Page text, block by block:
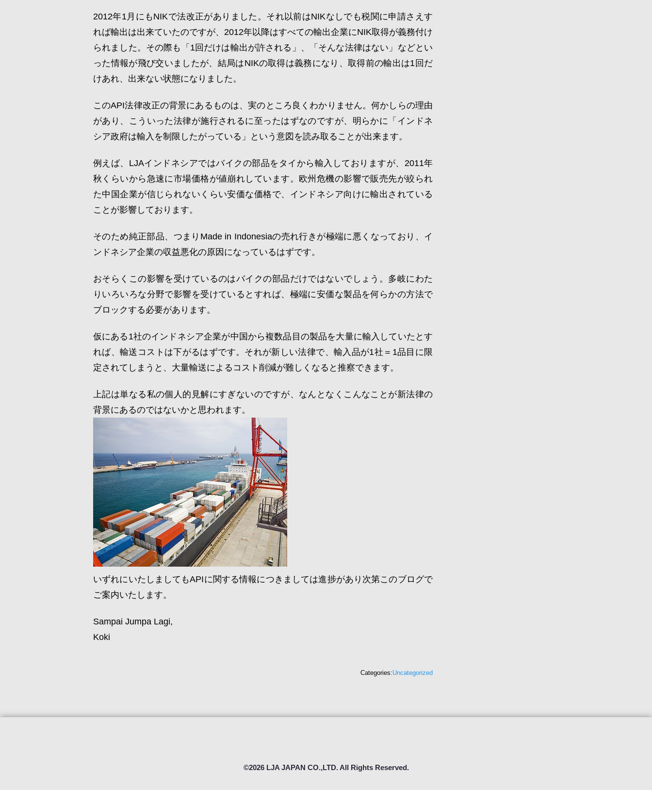
2012年1月にもNIKで法改正がありました。それ以前はNIKなしでも税関に申請さえす
れば輸出は出来ていたのですが、2012年以降はすべての輸出企業にNIK取得が義務付け
られました。その際も「1回だけは輸出が許される」、「そんな法律はない」などとい
った情報が飛び交いましたが、結局はNIKの取得は義務になり、取得前の輸出は1回だ
けあれ、出来ない状態になりました。
このAPI法律改正の背景にあるものは、実のところ良くわかりません。何かしらの理由
があり、こういった法律が施行されるに至ったはずなのですが、明らかに「インドネ
シア政府は輸入を制限したがっている」という意図を読み取ることが出来ます。
例えば、LJAインドネシアではバイクの部品をタイから輸入しておりますが、2011年
秋くらいから急速に市場価格が値崩れしています。欧州危機の影響で販売先が絞られ
た中国企業が信じられないくらい安価な価格で、インドネシア向けに輸出されている
ことが影響しております。
そのため純正部品、つまりMade in Indonesiaの売れ行きが極端に悪くなっており、イ
ンドネシア企業の収益悪化の原因になっているはずです。
おそらくこの影響を受けているのはバイクの部品だけではないでしょう。多岐にわた
りいろいろな分野で影響を受けているとすれば、極端に安価な製品を何らかの方法で
ブロックする必要があります。
仮にある1社のインドネシア企業が中国から複数品目の製品を大量に輸入していたとす
れば、輸送コストは下がるはずです。それが新しい法律で、輸入品が1社＝1品目に限
定されてしまうと、大量輸送によるコスト削減が難しくなると推察できます。
上記は単なる私の個人的見解にすぎないのですが、なんとなくこんなことが新法律の
背景にあるのではないかと思われます。
いずれにいたしましてもAPIに関する情報につきましては進捗があり次第このブログで
ご案内いたします。
Sampai Jumpa Lagi,
Koki
Categories:Uncategorized
©2026 LJA JAPAN CO.,LTD. All Rights Reserved.